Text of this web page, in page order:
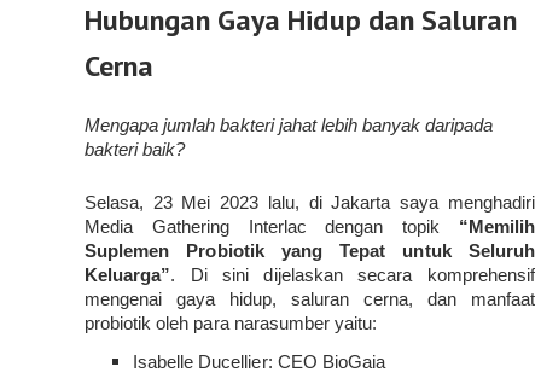
Hubungan Gaya Hidup dan Saluran
Cerna
Mengapa jumlah bakteri jahat lebih banyak daripada
bakteri baik?
Selasa, 23 Mei 2023 lalu, di Jakarta saya menghadiri
Media Gathering Interlac dengan topik “Memilih
Suplemen Probiotik yang Tepat untuk Seluruh
Keluarga”. Di sini dijelaskan secara komprehensif
mengenai gaya hidup, saluran cerna, dan manfaat
probiotik oleh para narasumber yaitu:
Isabelle Ducellier: CEO BioGaia